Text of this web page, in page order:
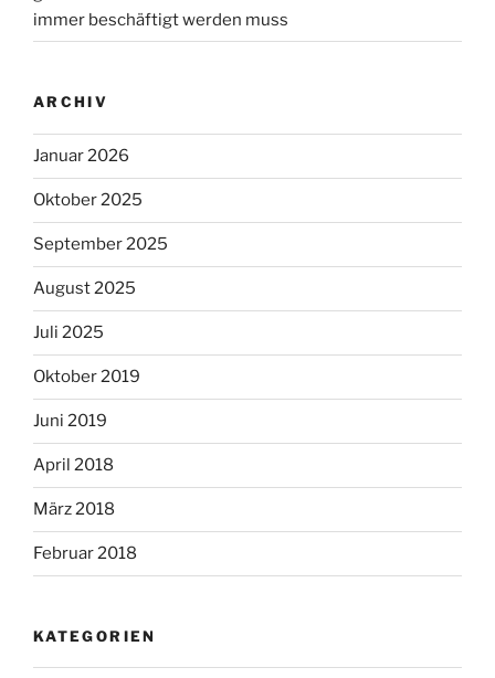
immer beschäftigt werden muss
ARCHIV
Januar 2026
Oktober 2025
September 2025
August 2025
Juli 2025
Oktober 2019
Juni 2019
April 2018
März 2018
Februar 2018
KATEGORIEN